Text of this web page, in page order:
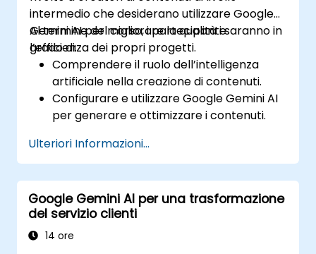
intermedio che desiderano utilizzare Google
Gemini AI per migliorare la qualità e
l’efficienza dei propri progetti.
Al termine del corso, i partecipanti saranno in
grado di:
Comprendere il ruolo dell’intelligenza
artificiale nella creazione di contenuti.
Configurare e utilizzare Google Gemini AI
per generare e ottimizzare i contenuti.
produrre contenuti originali e creativi.
Implementare strategie SEO avvalendosi
delle informazioni fornite dall’AI.
Analizzare le prestazioni dei contenuti e
adeguare le strategie grazie a Gemini AI.
Ulteriori Informazioni...
Google Gemini AI per una trasformazione
del servizio clienti
14 ore